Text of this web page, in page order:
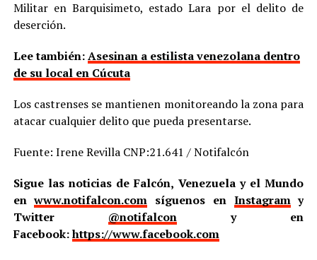
Militar en Barquisimeto, estado Lara por el delito de
deserción.
Lee también:Asesinan a estilista venezolana dentro
de su local en Cúcuta
Los castrenses se mantienen monitoreando la zona para
atacar cualquier delito que pueda presentarse.
Fuente: Irene Revilla CNP:21.641 / Notifalcón
Sigue las noticias de Falcón, Venezuela y el Mundo
enwww.notifalcon.com síguenos en Instagramy
Twitter @notifalcony en
Facebook:https://www.facebook.com